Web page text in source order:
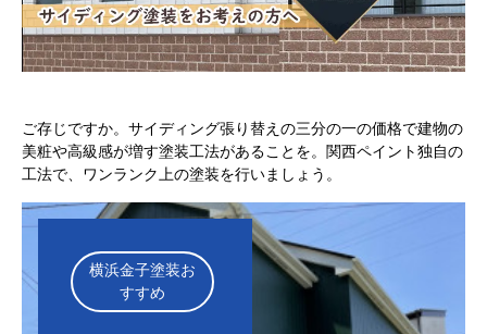
ご存じですか。サイディング張り替えの三分の一の価格で建物の
美粧や高級感が増す塗装工法があることを。関西ペイント独自の
工法で、ワンランク上の塗装を行いましょう。
横浜金子塗装お
すすめ